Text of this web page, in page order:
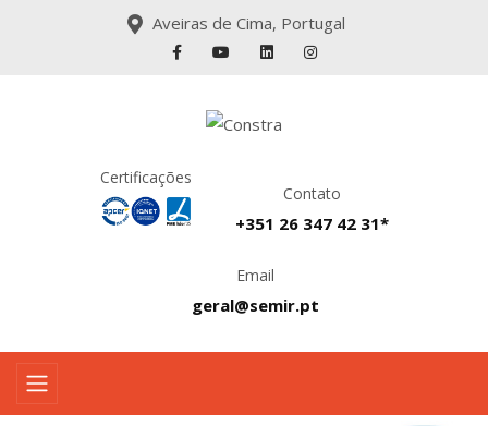
Aveiras de Cima, Portugal
Certificações
Contato
+351 26 347 42 31*
Email
geral@semir.pt